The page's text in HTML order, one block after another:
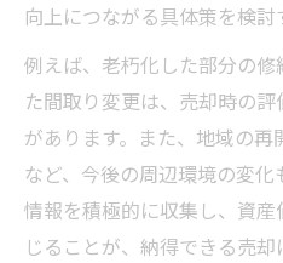
向上につながる具体策を検討
例えば、老朽化した部分の
た間取り変更は、売却時の
があります。また、地域の
など、今後の周辺環境の変
情報を積極的に収集し、資
じることが、納得できる売却